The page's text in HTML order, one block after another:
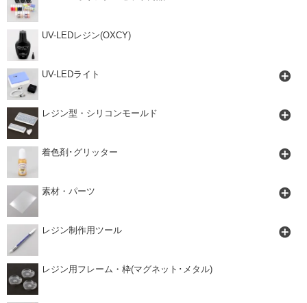
UV-LEDレジン(OXCY)
UV-LEDライト
レジン型・シリコンモールド
着色剤･グリッター
素材・パーツ
レジン制作用ツール
レジン用フレーム・枠(マグネット･メタル)